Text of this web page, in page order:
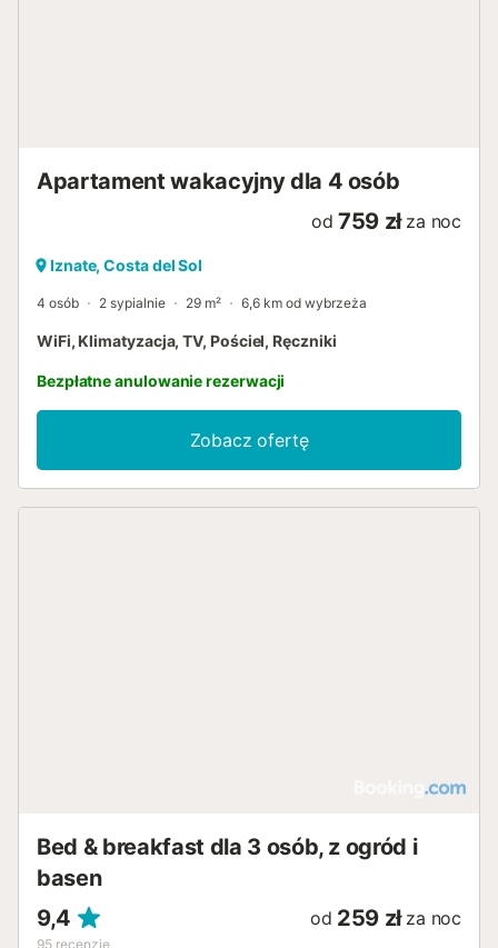
Apartament wakacyjny dla 4 osób
od 759 zł za noc
Iznate, Costa del Sol
4 osób 2 sypialnie 29 m² 6,6 km od wybrzeża
WiFi, Klimatyzacja, TV, Pościel, Ręczniki
Bezpłatne anulowanie rezerwacji
Zobacz ofertę
Bed & breakfast dla 3 osób, z ogród i
basen
9,4
95 recenzje
od 259 zł za noc